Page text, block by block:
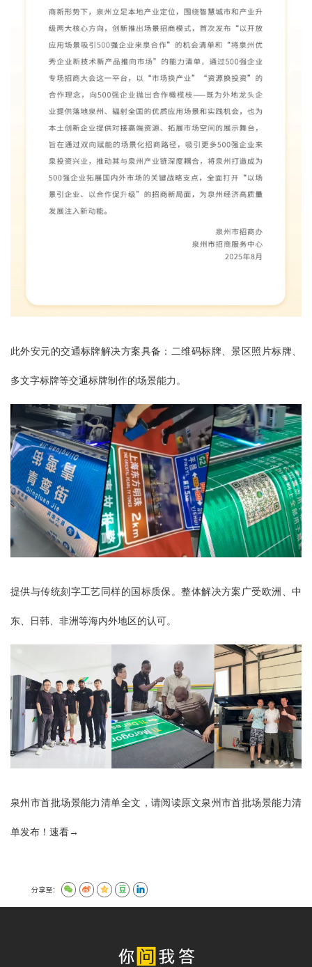
此外安元的交通标牌解决方案具备：二维码标牌、景区照片标牌、
多文字标牌等交通标牌制作的场景能力。
提供与传统刻字工艺同样的国标质保。整体解决方案广受欧洲、中
东、日韩、非洲等海内外地区的认可。
泉州市首批场景能力清单全文，请阅读原文泉州市首批场景能力清
单发布！速看→
分享至：